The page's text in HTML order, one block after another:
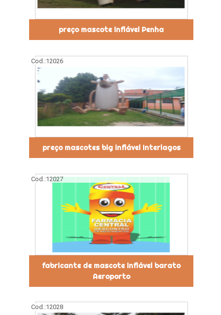
preço mascote inflável Penha
Cod.:12026
preço mascotes big inflável Interlagos
Cod.:12027
fabricante de mascote inflável barato
Aeroporto
Cod.:12028